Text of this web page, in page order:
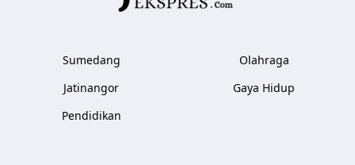
Sumedang
Jatinangor
Pendidikan
Olahraga
Gaya Hidup